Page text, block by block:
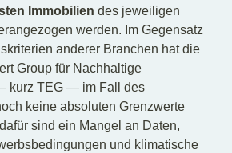
Immobilien des jeweiligen
werden. Im Gegensatz
anderer Branchen hat die
Group für Nachhaltige
kurz TEG — im Fall des
keine absoluten Grenzwerte
sind ein Mangel an Daten,
und klimatische